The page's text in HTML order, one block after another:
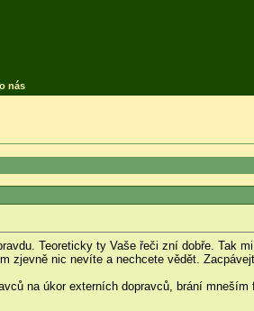
o nás
Teoreticky ty Vaše řeči zní dobře. Tak
zjevně nic nevíte a nechcete vědět.
na úkor externích dopravců, brání